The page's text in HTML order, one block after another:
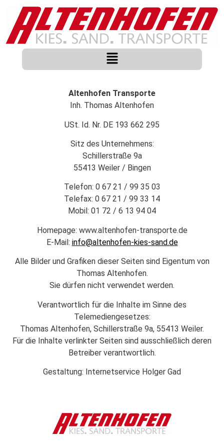
Altenhofen Transporte
Inh. Thomas Altenhofen
USt. Id. Nr. DE 193 662 295
Sitz des Unternehmens:
Schillerstraße 9a
55413 Weiler / Bingen
Telefon: 0 67 21 / 99 35 03
Telefax: 0 67 21 / 99 33 14
Mobil: 01 72 / 6 13 94 04
Homepage: www.altenhofen-transporte.de
E-Mail: info@altenhofen-kies-sand.de
Alle Bilder und Grafiken dieser Seiten sind Eigentum von
Thomas Altenhofen.
Sie dürfen nicht verwendet werden.
Verantwortlich für die Inhalte im Sinne des
Telemediengesetzes:
Thomas Altenhofen, Schillerstraße 9a, 55413 Weiler.
Für die Inhalte verlinkter Seiten sind ausschließlich deren
Betreiber verantwortlich.
Gestaltung: Internetservice Holger Gad